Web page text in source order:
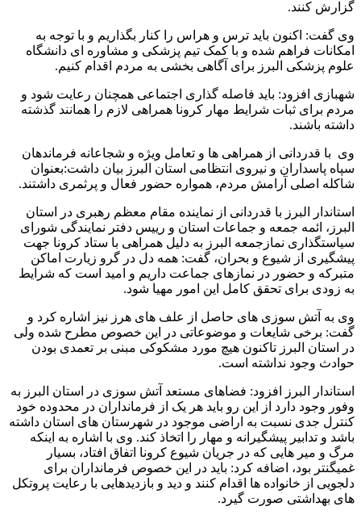
گزارش کنند.
وی گفت: اکنون باید ترس و هراس را کنار بگذاریم و با توجه به
امکانات فراهم شده و با کمک تیم پزشکی و مشاوره ای دانشگاه
علوم پزشکی البرز برای آگاهی بخشی به مردم اقدام کنیم.
شهبازی افزود: باید فاصله گذاری اجتماعی همچنان رعایت شود و
مردم برای ثبات شرایط مهار کرونا همراهی لازم را همانند گذشته
داشته باشند.
وی با قدردانی از همراهی ها و تعامل ویژه و شجاعانه فرماندهان
سپاه پاسداران و نیروی انتظامی استان البرز بیان داشت:بعنوان
شاکله اصلی آرامش مردم، همواره حضور فعال و پرثمری داشتند.
استاندار البرز با قدردانی از نماینده مقام معظم رهبری در استان
البرز، ائمه جمعه و جماعات استان و رییس دفتر نمایندگی شورای
سیاستگذاری نمازجمعه البرز به دلیل همراهی با ستاد کرونا جهت
پیشگیری از شیوع و بحران، گفت: همه دل در گرو زیارت اماکن
متبرکه و حضور در نمازهای جماعت داریم و امید است که شرایط
به زودی برای تحقق کامل این امور مهیا شود.
وی به آتش سوزی های حاصل از علف های هرز نیز اشاره کرد و
گفت: برخی شایعات و موضوعاتی در این خصوص مطرح شده ولی
در استان البرز تاکنون هیچ مورد مشکوکی مبنی بر تعمدی بودن
حوادث وجود نداشته است.
استاندار البرز افزود: فضاهای مستعد آتش سوزی در استان البرز به
وفور وجود دارد از این رو باید هر یک از فرمانداران در محدوده خود
کنترل جدی نسبت به اراضی موجود در شهرستان های استان داشته
باشد و تدابیر پیشگیرانه و مهار را اتخاذ کند. وی با اشاره به اینکه
مرگ و میر هایی که در جریان شیوع کرونا اتفاق افتاد، بسیار
غمیگنتر بود، اضافه کرد: باید در این خصوص فرمانداران برای
دلجویی از خانواده ها اقدام کنند و دید و بازدیدهایی با رعایت پروتکل
های بهداشتی صورت گیرد.